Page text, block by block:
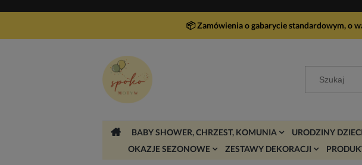
📦 Zamówienia o gabarycie standardowym, o
BABY SHOWER, CHRZEST, KOMUNIA URODZINY
OKAZJE SEZONOWE
ZESTAWY DEKORACJI